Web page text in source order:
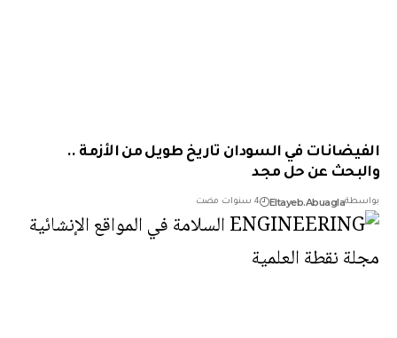
في السودان تاريخ طويل من الأزمة ..
عن حل مجد
Eltayeb.Abuagla 4 سنوات مضت